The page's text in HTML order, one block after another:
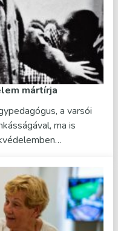
mártírja
a varsói
ma is